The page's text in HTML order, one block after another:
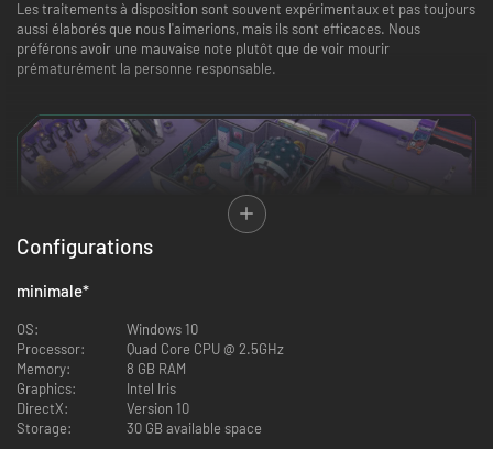
Les traitements à disposition sont souvent expérimentaux et pas toujours
aussi élaborés que nous l'aimerions, mais ils sont efficaces. Nous
préférons avoir une mauvaise note plutôt que de voir mourir
prématurément la personne responsable.
Configurations
minimale*
OS:
Windows 10
Processor:
Quad Core CPU @ 2.5GHz
Memory:
8 GB RAM
Graphics:
Intel Iris
DirectX:
Version 10
Storage:
30 GB available space